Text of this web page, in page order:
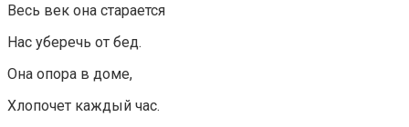
Весь век она старается
Нас уберечь от бед.
Она опора в доме,
Хлопочет каждый час.